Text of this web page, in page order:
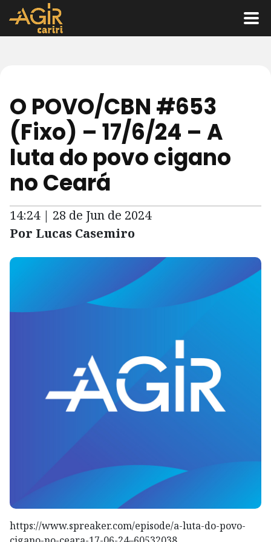
O POVO/CBN #653
(Fixo) – 17/6/24 – A
luta do povo cigano
no Ceará
14:24 | 28 de Jun de 2024
Por Lucas Casemiro
https://www.spreaker.com/episode/a-luta-do-povo-